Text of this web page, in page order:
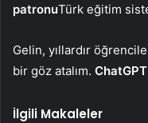
patronuTürk eğitim
Gelin, yıllardır
bir göz atalım. ChatGPT
İlgili Makaleler